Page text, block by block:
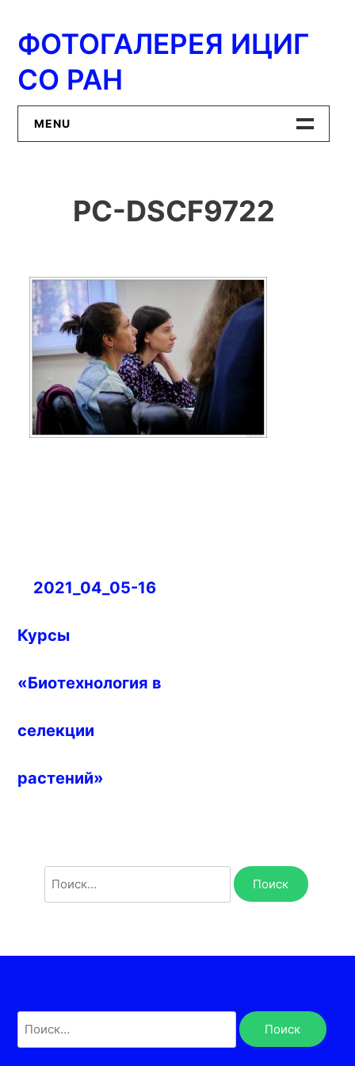
содержимому
ФОТОГАЛЕРЕЯ ИЦИГ
СО РАН
MENU
ИЦиГ СО РАН
PC-DSCF9722
Навигация
записям
2021_04_05-16
Курсы
«Биотехнология в
селекции
растений»
Найти: